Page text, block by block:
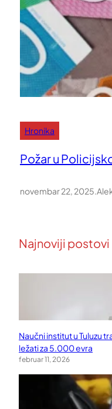
Hronika
Požar u
novembar 22, 2025.
Najnoviji postovi
Naučni institut u Tuluzu
ležati za 5.000 evra
februar 11, 2026